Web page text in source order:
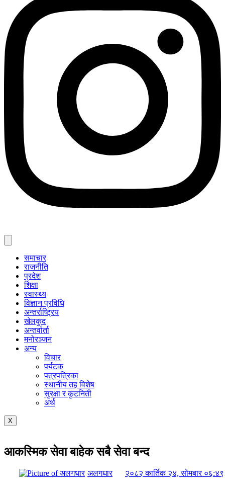
समाचार
राजनीति
प्रदेश
शिक्षा
स्वास्थ्य
विज्ञान प्रविधि
अन्तर्राष्ट्रिय
खेलकुद
अन्तर्वार्ता
मनोरञ्जन
अन्य
विचार
पर्यटक
पत्रपत्रिका
स्थानीय तह विशेष
सुरक्षा र कुटनिती
अर्थ
X
आकस्मिक सेवा बाहेक सबै सेवा बन्द
अलगधार २०८२ कार्तिक २४, सोमबार ०६:४९